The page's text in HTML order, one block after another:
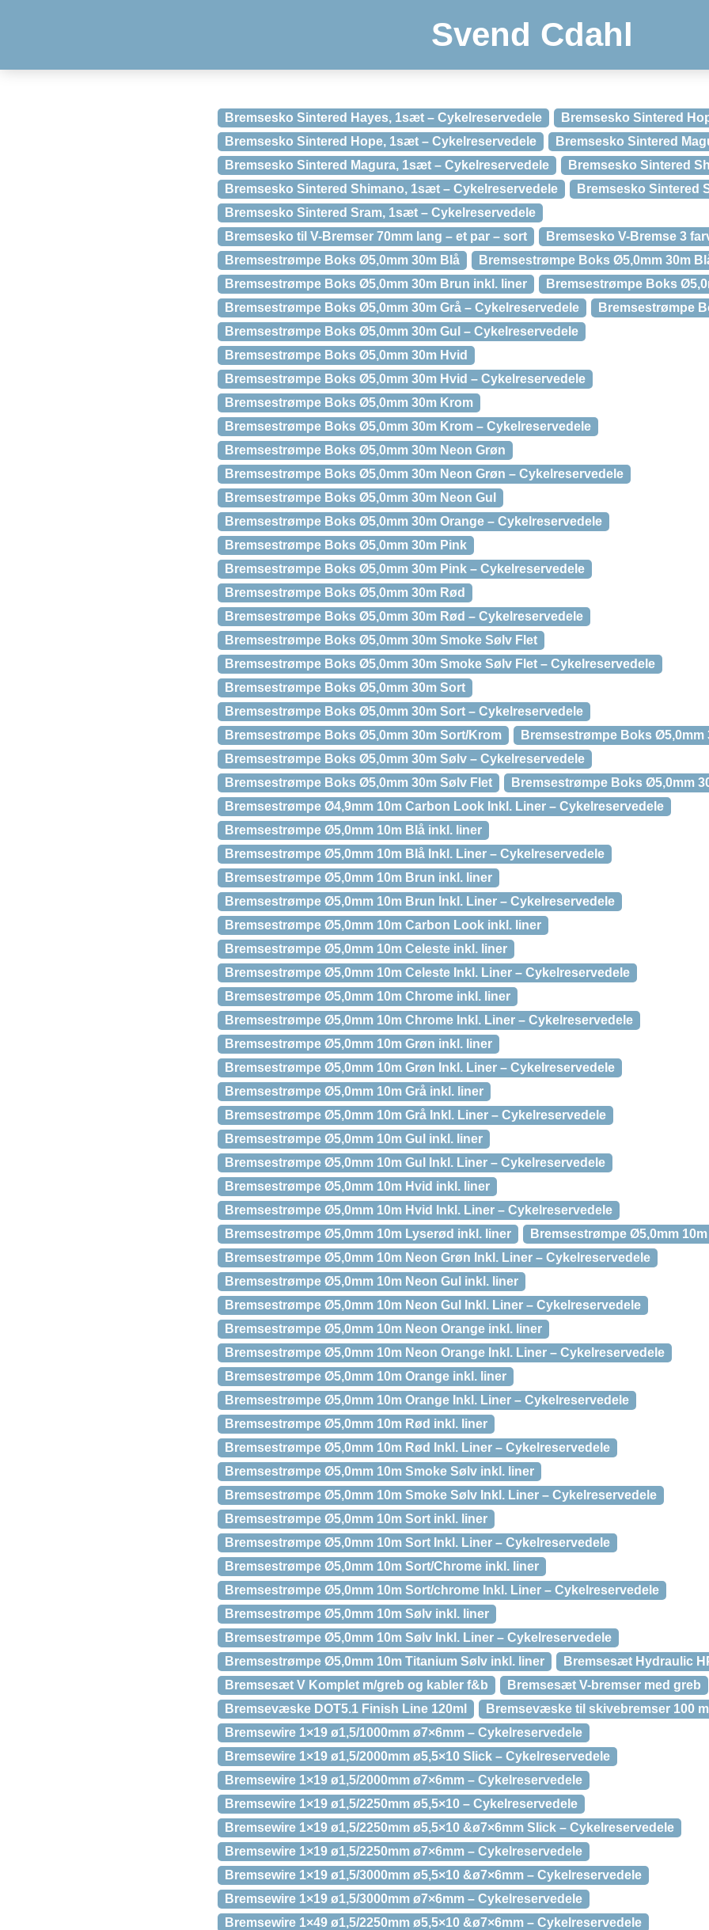
Svend Cdahl
Bremsesko Sintered Hayes, 1sæt – Cykelreservedele
Bremsesko Sintered
Bremsesko Sintered Hope, 1sæt – Cykelreservedele
Bremsesko Sintered
Bremsesko Sintered Magura, 1sæt – Cykelreservedele
Bremsesko Sintered
Bremsesko Sintered Shimano, 1sæt – Cykelreservedele
Bremsesko Sintered
Bremsesko Sintered Sram, 1sæt – Cykelreservedele
Bremsesko til V-Bremser 70mm lang – et par – sort
Bremsesko V-Bremse 3
Bremsestrømpe Boks Ø5,0mm 30m Blå
Bremsestrømpe Boks Ø5,0mm 30m
Bremsestrømpe Boks Ø5,0mm 30m Brun inkl. liner
Bremsestrømpe Boks
Bremsestrømpe Boks Ø5,0mm 30m Grå – Cykelreservedele
Bremsestrømpe
Bremsestrømpe Boks Ø5,0mm 30m Gul – Cykelreservedele
Bremsestrømpe Boks Ø5,0mm 30m Hvid
Bremsestrømpe Boks Ø5,0mm 30m Hvid – Cykelreservedele
Bremsestrømpe Boks Ø5,0mm 30m Krom
Bremsestrømpe Boks Ø5,0mm 30m Krom – Cykelreservedele
Bremsestrømpe Boks Ø5,0mm 30m Neon Grøn
Bremsestrømpe Boks Ø5,0mm 30m Neon Grøn – Cykelreservedele
Bremsestrømpe Boks Ø5,0mm 30m Neon Gul
Bremsestrømpe Boks Ø5,0mm 30m Orange – Cykelreservedele
Bremsestrømpe Boks Ø5,0mm 30m Pink
Bremsestrømpe Boks Ø5,0mm 30m Pink – Cykelreservedele
Bremsestrømpe Boks Ø5,0mm 30m Rød
Bremsestrømpe Boks Ø5,0mm 30m Rød – Cykelreservedele
Bremsestrømpe Boks Ø5,0mm 30m Smoke Sølv Flet
Bremsestrømpe Boks Ø5,0mm 30m Smoke Sølv Flet – Cykelreservedele
Bremsestrømpe Boks Ø5,0mm 30m Sort
Bremsestrømpe Boks Ø5,0mm 30m Sort – Cykelreservedele
Bremsestrømpe Boks Ø5,0mm 30m Sort/Krom
Bremsestrømpe Boks Ø5,0mm
Bremsestrømpe Boks Ø5,0mm 30m Sølv – Cykelreservedele
Bremsestrømpe Boks Ø5,0mm 30m Sølv Flet
Bremsestrømpe Boks Ø5,0mm
Bremsestrømpe Ø4,9mm 10m Carbon Look Inkl. Liner – Cykelreservedele
Bremsestrømpe Ø5,0mm 10m Blå inkl. liner
Bremsestrømpe Ø5,0mm 10m Blå Inkl. Liner – Cykelreservedele
Bremsestrømpe Ø5,0mm 10m Brun inkl. liner
Bremsestrømpe Ø5,0mm 10m Brun Inkl. Liner – Cykelreservedele
Bremsestrømpe Ø5,0mm 10m Carbon Look inkl. liner
Bremsestrømpe Ø5,0mm 10m Celeste inkl. liner
Bremsestrømpe Ø5,0mm 10m Celeste Inkl. Liner – Cykelreservedele
Bremsestrømpe Ø5,0mm 10m Chrome inkl. liner
Bremsestrømpe Ø5,0mm 10m Chrome Inkl. Liner – Cykelreservedele
Bremsestrømpe Ø5,0mm 10m Grøn inkl. liner
Bremsestrømpe Ø5,0mm 10m Grøn Inkl. Liner – Cykelreservedele
Bremsestrømpe Ø5,0mm 10m Grå inkl. liner
Bremsestrømpe Ø5,0mm 10m Grå Inkl. Liner – Cykelreservedele
Bremsestrømpe Ø5,0mm 10m Gul inkl. liner
Bremsestrømpe Ø5,0mm 10m Gul Inkl. Liner – Cykelreservedele
Bremsestrømpe Ø5,0mm 10m Hvid inkl. liner
Bremsestrømpe Ø5,0mm 10m Hvid Inkl. Liner – Cykelreservedele
Bremsestrømpe Ø5,0mm 10m Lyserød inkl. liner
Bremsestrømpe Ø5,0mm
Bremsestrømpe Ø5,0mm 10m Neon Grøn Inkl. Liner – Cykelreservedele
Bremsestrømpe Ø5,0mm 10m Neon Gul inkl. liner
Bremsestrømpe Ø5,0mm 10m Neon Gul Inkl. Liner – Cykelreservedele
Bremsestrømpe Ø5,0mm 10m Neon Orange inkl. liner
Bremsestrømpe Ø5,0mm 10m Neon Orange Inkl. Liner – Cykelreservedele
Bremsestrømpe Ø5,0mm 10m Orange inkl. liner
Bremsestrømpe Ø5,0mm 10m Orange Inkl. Liner – Cykelreservedele
Bremsestrømpe Ø5,0mm 10m Rød inkl. liner
Bremsestrømpe Ø5,0mm 10m Rød Inkl. Liner – Cykelreservedele
Bremsestrømpe Ø5,0mm 10m Smoke Sølv inkl. liner
Bremsestrømpe Ø5,0mm 10m Smoke Sølv Inkl. Liner – Cykelreservedele
Bremsestrømpe Ø5,0mm 10m Sort inkl. liner
Bremsestrømpe Ø5,0mm 10m Sort Inkl. Liner – Cykelreservedele
Bremsestrømpe Ø5,0mm 10m Sort/Chrome inkl. liner
Bremsestrømpe Ø5,0mm 10m Sort/chrome Inkl. Liner – Cykelreservedele
Bremsestrømpe Ø5,0mm 10m Sølv inkl. liner
Bremsestrømpe Ø5,0mm 10m Sølv Inkl. Liner – Cykelreservedele
Bremsestrømpe Ø5,0mm 10m Titanium Sølv inkl. liner
Bremsesæt Hydraulic
Bremsesæt V Komplet m/greb og kabler f&b
Bremsesæt V-bremser med greb
Bremsevæske DOT5.1 Finish Line 120ml
Bremsevæske til skivebremser 100 ml
Bremsewire 1×19 ø1,5/1000mm ø7×6mm – Cykelreservedele
Bremsewire 1×19 ø1,5/2000mm ø5,5×10 Slick – Cykelreservedele
Bremsewire 1×19 ø1,5/2000mm ø7×6mm – Cykelreservedele
Bremsewire 1×19 ø1,5/2250mm ø5,5×10 – Cykelreservedele
Bremsewire 1×19 ø1,5/2250mm ø5,5×10 &ø7×6mm Slick – Cykelreservedele
Bremsewire 1×19 ø1,5/2250mm ø7×6mm – Cykelreservedele
Bremsewire 1×19 ø1,5/3000mm ø5,5×10 &ø7×6mm – Cykelreservedele
Bremsewire 1×19 ø1,5/3000mm ø7×6mm – Cykelreservedele
Bremsewire 1×49 ø1,5/2250mm ø5,5×10 &ø7×6mm – Cykelreservedele